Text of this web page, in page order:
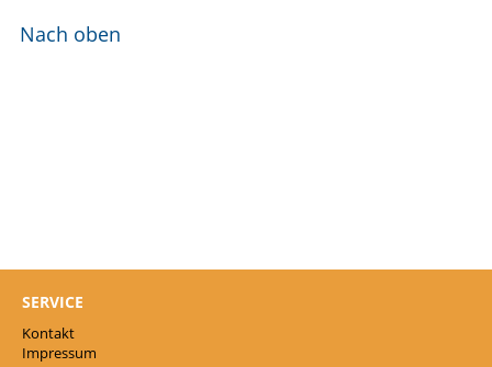
Nach oben
SERVICE
Kontakt
Impressum